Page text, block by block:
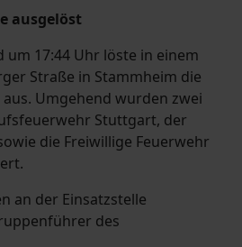
ausgelöst
17:44 Uhr löste in einem
Straße in Stammheim die
Umgehend wurden zwei
Stuttgart, der
die Freiwillige Feuerwehr
an der Einsatzstelle
des